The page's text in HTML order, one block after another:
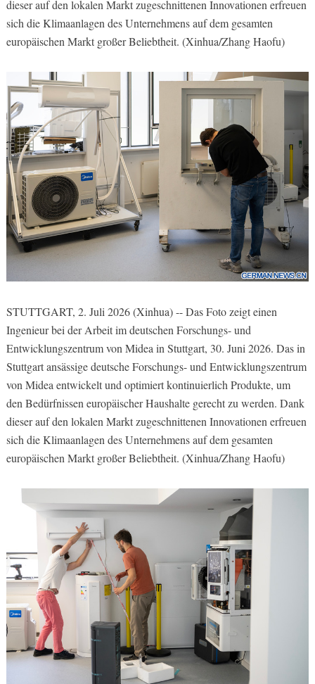
dieser auf den lokalen Markt zugeschnittenen Innovationen erfreuen
sich die Klimaanlagen des Unternehmens auf dem gesamten
europäischen Markt großer Beliebtheit. (Xinhua/Zhang Haofu)
STUTTGART, 2. Juli 2026 (Xinhua) -- Das Foto zeigt einen
Ingenieur bei der Arbeit im deutschen Forschungs- und
Entwicklungszentrum von Midea in Stuttgart, 30. Juni 2026. Das in
Stuttgart ansässige deutsche Forschungs- und Entwicklungszentrum
von Midea entwickelt und optimiert kontinuierlich Produkte, um
den Bedürfnissen europäischer Haushalte gerecht zu werden. Dank
dieser auf den lokalen Markt zugeschnittenen Innovationen erfreuen
sich die Klimaanlagen des Unternehmens auf dem gesamten
europäischen Markt großer Beliebtheit. (Xinhua/Zhang Haofu)